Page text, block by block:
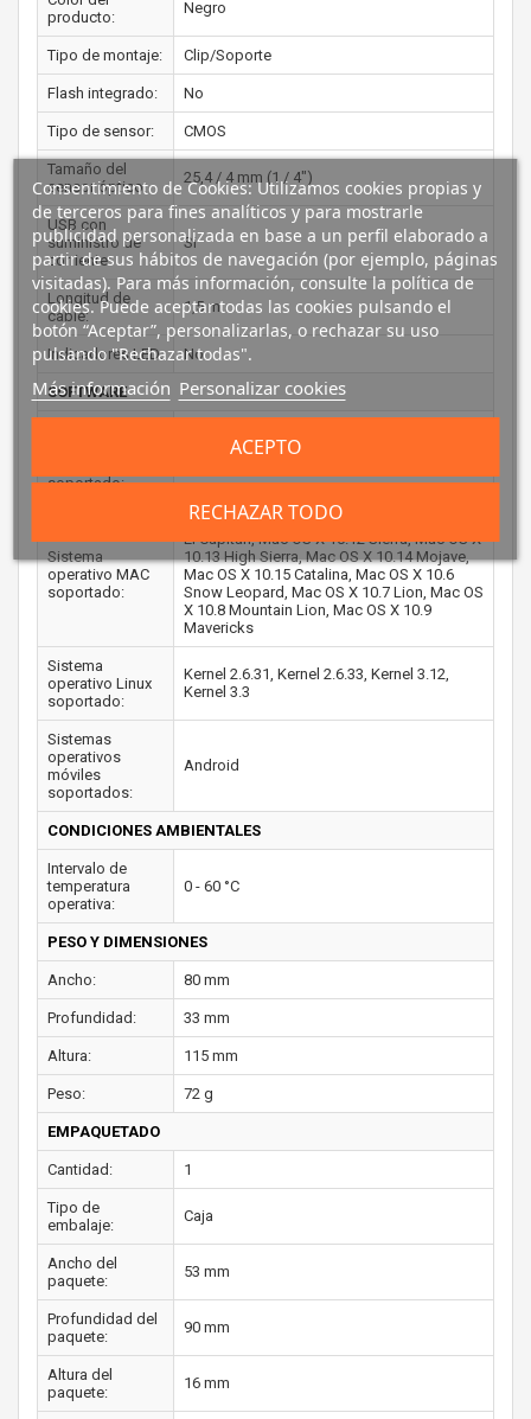
producto:
Negro
Tipo de montaje: Clip/Soporte
Flash integrado: No
Tipo de sensor: CMOS
Tamaño del
sensor óptico:
25,4 / 4 mm (1 / 4")
USB con
suministro de
corriente:
Si
Longitud de
cable:
1,5 m
Indicadores LED: No
SOFTWARE
soportado:
Windows 10, Windows 7, Windows 8,
Sistema
operativo MAC
soportado:
Mac OS X 10.10 Yosemite, Mac OS X 10.11
El Capitan, Mac OS X 10.12 Sierra, Mac OS X
10.13 High Sierra, Mac OS X 10.14 Mojave,
Mac OS X 10.15 Catalina, Mac OS X 10.6
Snow Leopard, Mac OS X 10.7 Lion, Mac OS
X 10.8 Mountain Lion, Mac OS X 10.9
Mavericks
Sistema
operativo Linux
soportado:
Kernel 2.6.31, Kernel 2.6.33, Kernel 3.12,
Kernel 3.3
Sistemas
operativos
móviles
soportados:
Android
CONDICIONES AMBIENTALES
Intervalo de
temperatura
operativa:
0 - 60 °C
PESO Y DIMENSIONES
Ancho: 80 mm
Profundidad: 33 mm
Altura: 115 mm
Peso: 72 g
EMPAQUETADO
Cantidad: 1
Tipo de
embalaje:
Caja
Ancho del
paquete:
53 mm
Profundidad del
paquete:
90 mm
Altura del
paquete:
16 mm
Consentimiento de Cookies: Utilizamos cookies propias y
de terceros para fines analíticos y para mostrarle
publicidad personalizada en base a un perfil elaborado a
partir de sus hábitos de navegación (por ejemplo, páginas
visitadas). Para más información, consulte la política de
cookies. Puede aceptar todas las cookies pulsando el
botón “Aceptar”, personalizarlas, o rechazar su uso
pulsando "Rechazar todas".
Más información Personalizar cookies
RECHAZAR TODO
ACEPTO